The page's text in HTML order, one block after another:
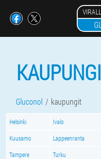
Gluconol kaupungit
Helsinki Ivalo
Kuusamo Lappeenranta
Tampere Turku